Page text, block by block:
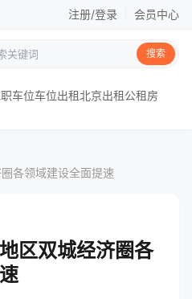
注册/登录 会员中心
搜索
车位车位出租北京出租公租房
各领域建设全面提速
区双城经济圈各